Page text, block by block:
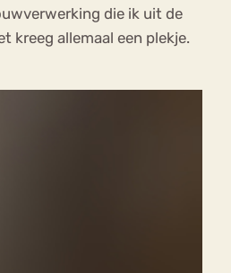
die ik uit de
kreeg allemaal een plekje.